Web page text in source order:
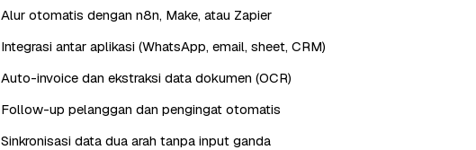
Alur otomatis dengan n8n, Make, atau Zapier
Integrasi antar aplikasi (WhatsApp, email, sheet, CRM)
Auto-invoice dan ekstraksi data dokumen (OCR)
Follow-up pelanggan dan pengingat otomatis
Sinkronisasi data dua arah tanpa input ganda